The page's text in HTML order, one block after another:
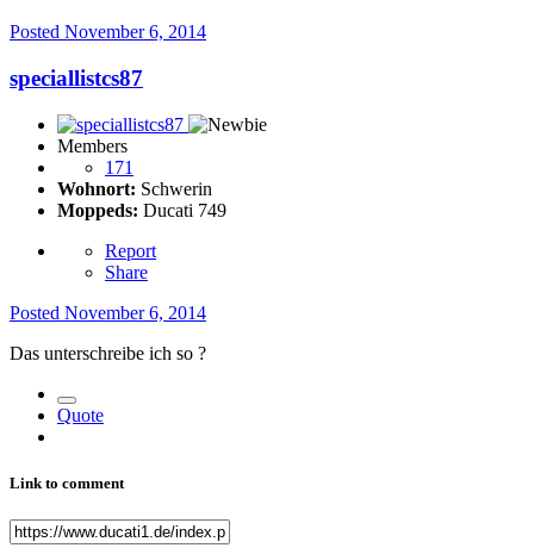
Posted November 6, 2014
speciallistcs87
Members
171
Wohnort: Schwerin
Moppeds: Ducati 749
Report
Share
Posted November 6, 2014
Das unterschreibe ich so ?
Quote
Link to comment